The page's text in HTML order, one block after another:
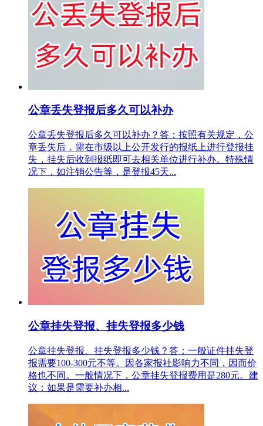
公章丢失登报后多久可以补办
公章丢失登报后多久可以补办？答：按照有关规定，公
章丢失后，需在市级以上公开发行的报纸上进行登报挂
失，挂失后收到报纸即可去相关单位进行补办。特殊情
况下，如注销公告等，是登报45天...
公章挂失登报、挂失登报多少钱
公章挂失登报、挂失登报多少钱？答：一般证件挂失登
报需要100-300元不等。因各家报社影响力不同，因而价
格也不同。一般情况下，公章挂失登报费用是280元。建
议：如果是需要补办相...